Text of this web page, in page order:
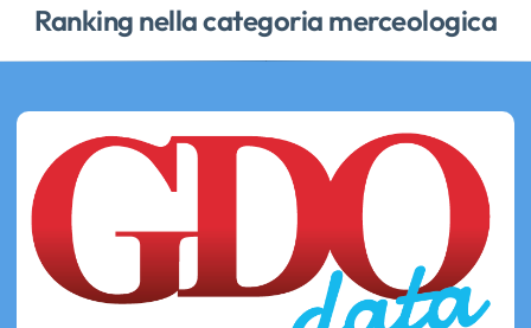
Ranking nella categoria merceologica